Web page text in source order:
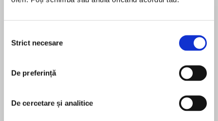
consimțământului
Strict necesare
De preferință
De cercetare și analitice
Prieteniile adolescenților sunt cele mai
un viitor plin de speranțe. Elisa și Beatrice,
protagonistele acestui roman, nu fac excepție.
Deși poveștile lor de familie sunt total diferite –
prima a fost crescută de o mamă iubitoare, dar
de puțin de aparențe, a doua, de o mamă
obsedată de imaginea proprie, care și-a
Recenzii
Mi-a amintit mult de Ferrante, e puțin probabil